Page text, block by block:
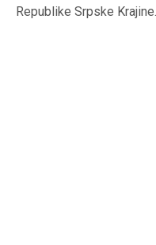
Republike Srpske Krajine.